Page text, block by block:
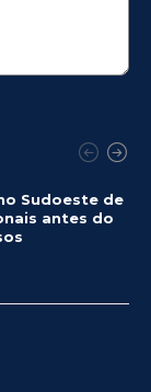
Sudoeste de
antes do